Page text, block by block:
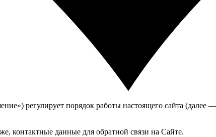
регулирует порядок работы настоящего сайта (далее
контактные данные для обратной связи на Сайте.